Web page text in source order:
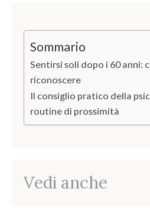
Sommario
Sentirsi soli dopo i 60 anni:
riconoscere
Il consiglio pratico della
routine di prossimità
Vedi anche